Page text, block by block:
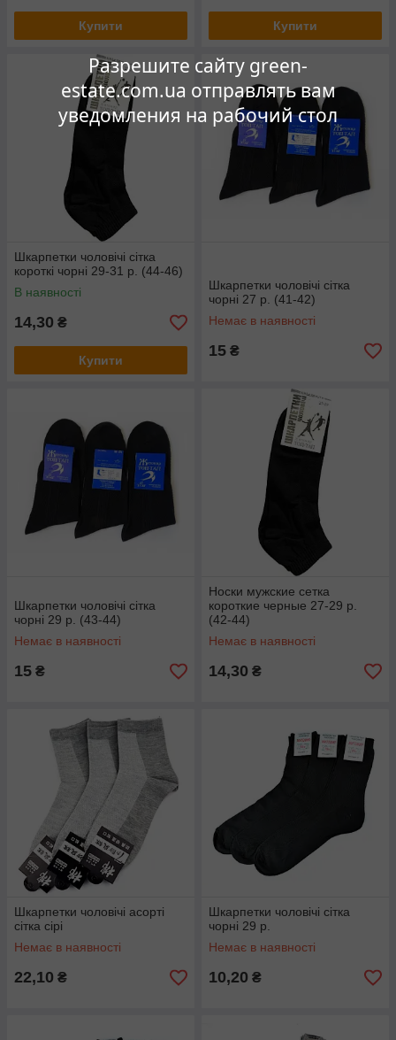
Разрешите сайту green-
estate.com.ua отправлять вам
уведомления на рабочий стол
Купити Купити
Шкарпетки чоловічі сітка
короткі чорні 29-31 р. (44-46)
В наявності
14,30 ₴
Купити
Шкарпетки чоловічі сітка
чорні 27 р. (41-42)
Немає в наявності
15 ₴
Шкарпетки чоловічі сітка
чорні 29 р. (43-44)
Немає в наявності
15 ₴
Носки мужские сетка
короткие черные 27-29 р.
(42-44)
Немає в наявності
14,30 ₴
Шкарпетки чоловічі асорті
сітка сірі
Немає в наявності
22,10 ₴
Шкарпетки чоловічі сітка
чорні 29 р.
Немає в наявності
10,20 ₴